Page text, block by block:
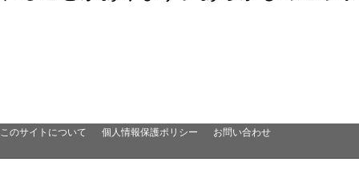
このサイトについて 個人情報保護ポリシー お問い合わせ